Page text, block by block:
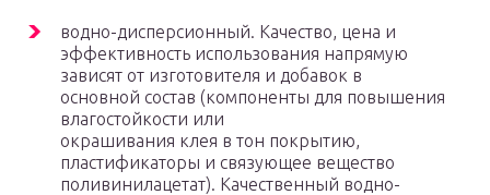
водно-дисперсионный. Качество, цена и
эффективность использования напрямую
зависят от изготовителя и добавок в
основной состав (компоненты для повышения
влагостойкости или
окрашивания клея в тон покрытию,
пластификаторы и связующее вещество
поливинилацетат). Качественный водно-